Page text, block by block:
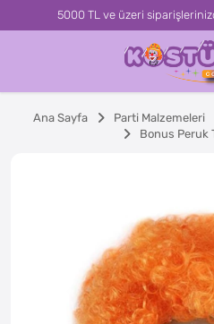
5000 TL ve üzeri
Ana Sayfa Parti Malzemeleri
Bonus Peruk